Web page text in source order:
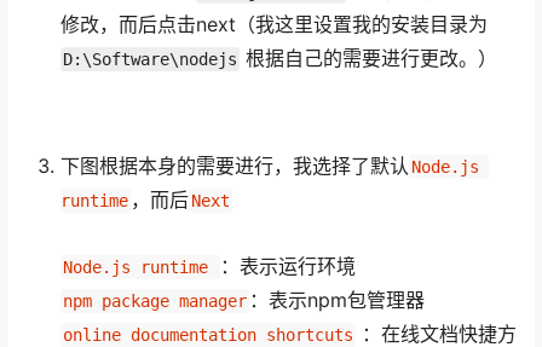
修改，而后点击next（我这里设置我的安装目录为
D:\Software\nodejs 根据自己的需要进行更改。）
下图根据本身的需要进行，我选择了默认 Node.js
runtime ，而后Next
Node.js runtime ：表示运行环境
npm package manager ：表示npm包管理器
online documentation shortcuts
：在线文档快捷方